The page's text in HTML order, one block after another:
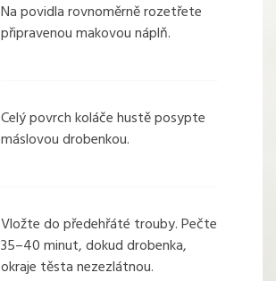
Na povidla rovnoměrně rozetřete
připravenou makovou náplň.
Celý povrch koláče hustě posypte
máslovou drobenkou.
Vložte do předehřáté trouby. Pečte
35–40 minut, dokud drobenka,
okraje těsta nezezlátnou.